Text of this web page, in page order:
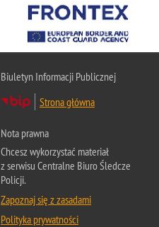
Biuletyn Informacji Publicznej
Strona główna
Nota prawna
Chcesz wykorzystać materiał
z serwisu Centralne Biuro Śledcze
Policji.
Zapoznaj się z zasadami
Polityka prywatności